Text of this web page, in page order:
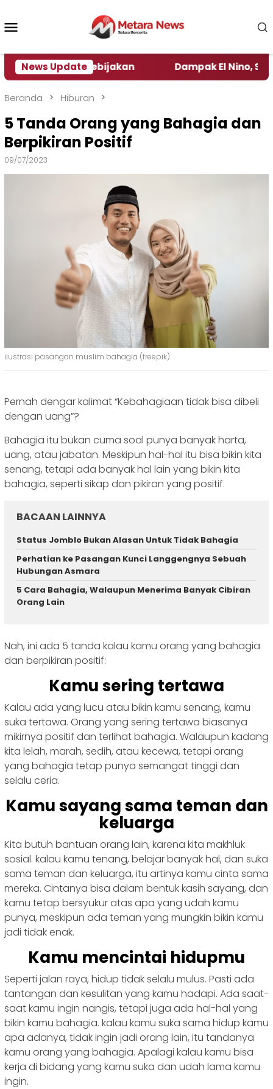
konten
News Update
Kebijakan Dampak El Nino, Sejumlah
Beranda Hiburan
5 Tanda Orang yang Bahagia dan
Berpikiran Positif
09/07/2023
ilustrasi pasangan muslim bahagia (freepik)
Pernah dengar kalimat “Kebahagiaan tidak bisa dibeli
dengan uang”?
Bahagia itu bukan cuma soal punya banyak harta,
uang, atau jabatan. Meskipun hal-hal itu bisa bikin kita
senang, tetapi ada banyak hal lain yang bikin kita
bahagia, seperti sikap dan pikiran yang positif.
BACAAN LAINNYA
Status Jomblo Bukan Alasan Untuk Tidak Bahagia
Perhatian ke Pasangan Kunci Langgengnya Sebuah
Hubungan Asmara
5 Cara Bahagia, Walaupun Menerima Banyak Cibiran
Orang Lain
Nah, ini ada 5 tanda kalau kamu orang yang bahagia
dan berpikiran positif:
Kamu sering tertawa
Kalau ada yang lucu atau bikin kamu senang, kamu
suka tertawa. Orang yang sering tertawa biasanya
mikirnya positif dan terlihat bahagia. Walaupun kadang
kita lelah, marah, sedih, atau kecewa, tetapi orang
yang bahagia tetap punya semangat tinggi dan
selalu ceria.
Kamu sayang sama teman dan
keluarga
Kita butuh bantuan orang lain, karena kita makhluk
sosial. kalau kamu tenang, belajar banyak hal, dan suka
sama teman dan keluarga, itu artinya kamu cinta sama
mereka. Cintanya bisa dalam bentuk kasih sayang, dan
kamu tetap bersyukur atas apa yang udah kamu
punya, meskipun ada teman yang mungkin bikin kamu
jadi tidak enak.
Kamu mencintai hidupmu
Seperti jalan raya, hidup tidak selalu mulus. Pasti ada
tantangan dan kesulitan yang kamu hadapi. Ada saat-
saat kamu ingin nangis, tetapi juga ada hal-hal yang
bikin kamu bahagia. kalau kamu suka sama hidup kamu
apa adanya, tidak ingin jadi orang lain, itu tandanya
kamu orang yang bahagia. Apalagi kalau kamu bisa
kerja di bidang yang kamu suka dan udah lama kamu
ingin.